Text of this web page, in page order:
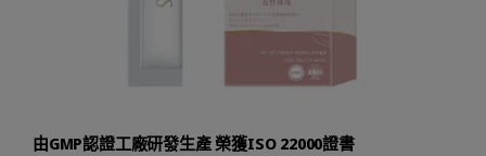
由GMP認證工廠研發生產 榮獲ISO 22000證書